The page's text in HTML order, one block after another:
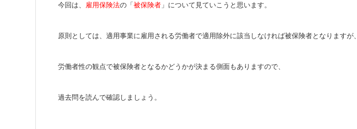
今回は、 雇用保険法の「被保険者 」について見ていこうと思います。
原則としては、適用事業に雇用される労働者で適用除外に該当しなければ被保険者となりますが、
労働者性の観点で被保険者となるかどうかが決まる側面もありますので、
過去問を読んで確認しましょう。